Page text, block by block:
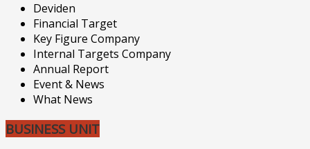
Deviden
Financial Target
Key Figure Company
Internal Targets Company
Annual Report
Event & News
What News
BUSINESS UNIT